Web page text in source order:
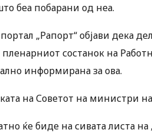
беа побарани од неа.
„Рапорт“ објави дека
пленарниот состанок на
информирана за ова.
на Советот на министри
ќе биде на сивата листа